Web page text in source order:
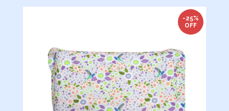
preço:
R$237,40
através
-25%
OFF